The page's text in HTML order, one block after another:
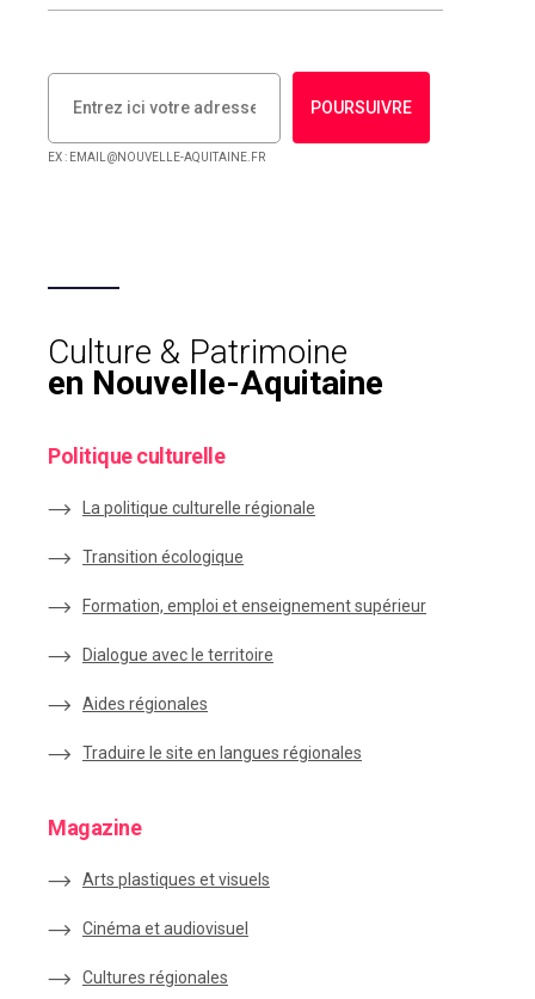
POURSUIVRE
EX : EMAIL@NOUVELLE-AQUITAINE.FR
Culture & Patrimoine
en Nouvelle-Aquitaine
Politique culturelle
La politique culturelle régionale
Transition écologique
Formation, emploi et enseignement supérieur
Dialogue avec le territoire
Aides régionales
Traduire le site en langues régionales
Magazine
Arts plastiques et visuels
Cinéma et audiovisuel
Cultures régionales